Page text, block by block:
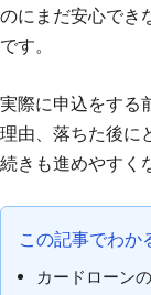
のにまだ安心でき
です。
実際に申込をする
理由、落ちた後に
続きも進めやすく
この記事でわか
カードローン